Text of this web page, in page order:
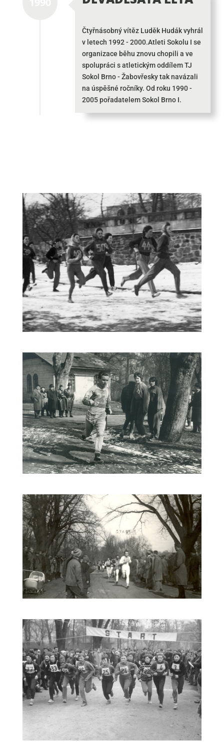
Čtyřnásobný vítěz Luděk Hudák vyhrál
v letech 1992 - 2000.Atleti Sokolu I se
organizace běhu znovu chopili a ve
spolupráci s atletickým oddílem TJ
Sokol Brno - Žabovřesky tak navázali
na úspěšné ročníky. Od roku 1990 -
2005 pořadatelem Sokol Brno I.